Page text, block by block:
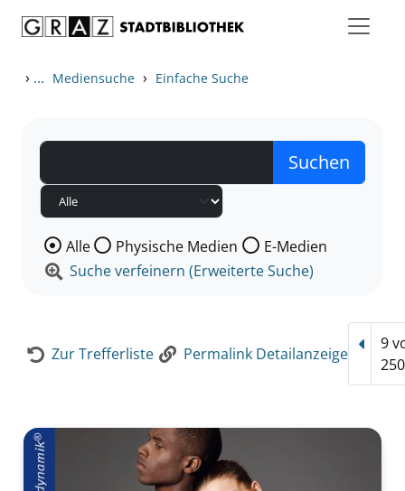
› ... Mediensuche › Einfache Suche
Wählen Sie die Medienart nach der Sie suchen wollen.
Alle Physische Medien
E-Medien
Suche verfeinern (Erweiterte Suche)
Zur Trefferliste Permalink Detailanzeige
9